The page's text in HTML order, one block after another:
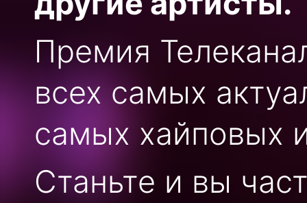
Премия
всех самых
самых хайповых
Станьте и вы